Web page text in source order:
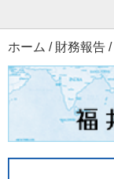
ホーム / 財務報告 /